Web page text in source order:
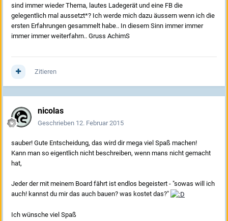
sind immer wieder Thema, lautes Ladegerät und eine FB die
gelegentlich mal aussetzt*? Ich werde mich dazu äussern wenn ich die
ersten Erfahrungen gesammelt habe.. In diesem Sinn immer immer
immer immer weiterfahrn.. Gruss AchimS
Zitieren
nicolas
Geschrieben 12. Februar 2015
sauber! Gute Entscheidung, das wird dir mega viel Spaß machen!
Kann man so eigentlich nicht beschreiben, wenn mans nicht gemacht
hat,
Jeder der mit meinem Board fährt ist endlos begeistert - "sowas will ich
auch! kannst du mir das auch bauen? was kostet das?"
Ich wünsche viel Spaß